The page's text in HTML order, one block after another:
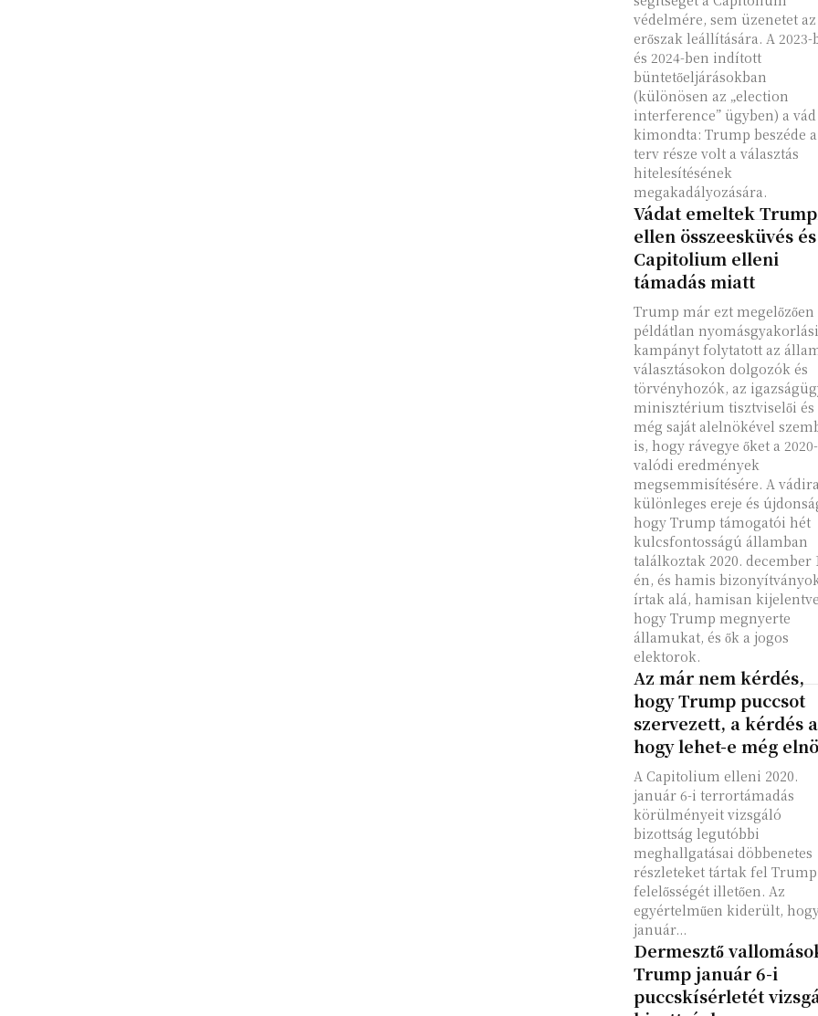
védelmére, sem üzenetet az
erőszak leállítására. A 2023-
és 2024-ben indított
büntetőeljárásokban
(különösen az „election
interference” ügyben) a
kimondta: Trump beszéde a
terv része volt a választás
hitelesítésének
megakadályozására.
Vádat emeltek Trump
ellen összeesküvés
Capitolium elleni
támadás miatt
Trump már ezt megelőzően
példátlan nyomásgyakorlási
kampányt folytatott az
választásokon dolgozók és
törvényhozók, az
minisztérium tisztviselői és
még saját alelnökével
is, hogy rávegye őket a
valódi eredmények
megsemmisítésére. A
különleges ereje és
hogy Trump támogatói hét
kulcsfontosságú államban
találkoztak 2020. december
én, és hamis
írtak alá, hamisan
hogy Trump megnyerte
államukat, és ők a jogos
elektorok.
Az már nem kérdés,
hogy Trump puccsot
szervezett, a kérdés
hogy lehet-e még
A Capitolium elleni 2020.
január 6-i terrortámadás
körülményeit vizsgáló
bizottság legutóbbi
meghallgatásai döbbenetes
részleteket tártak fel Trump
felelősségét illetően. Az
egyértelműen kiderült,
január...
Dermesztő
Trump január 6-i
puccskísérletét